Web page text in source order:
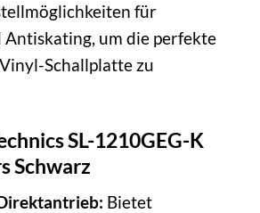
für
um die perfekte
Schallplatte zu
SL-1210GEG-K
Schwarz
Bietet